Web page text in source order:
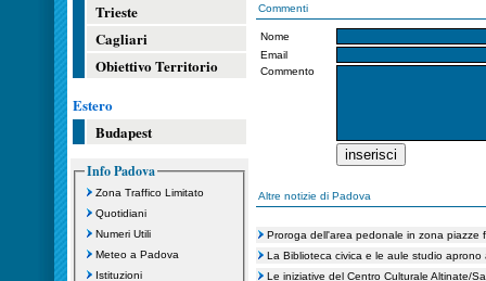
Trieste
Cagliari
Obiettivo Territorio
Estero
Budapest
Info Padova
Zona Traffico Limitato
Quotidiani
Numeri Utili
Meteo a Padova
Istituzioni
Commenti
Nome
Email
Commento
Altre notizie di Padova
Proroga dell'area pedonale in zona piazze
La Biblioteca civica e le aule studio aprono
Le iniziative del Centro Culturale Altinate/